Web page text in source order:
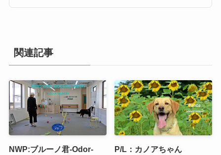
関連記事
NWP:ブルーノ君-Odor- P/L：カノアちゃん